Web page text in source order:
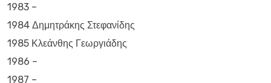
1983 –
1984 Δημητράκης Στεφανίδης
1985 Κλεάνθης Γεωργιάδης
1986 –
1987 –